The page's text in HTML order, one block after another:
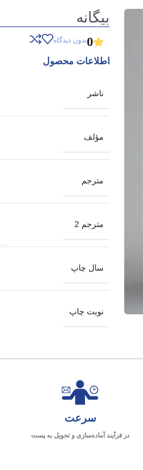
بیگانه
0بدون دیدگاه
اطلاعات محصول
ناشر
مؤلف
مترجم
مترجم 2
سال چاپ
نوبت چاپ
سرعت
در فرآیند آماده‌سازی و تحویل به پست